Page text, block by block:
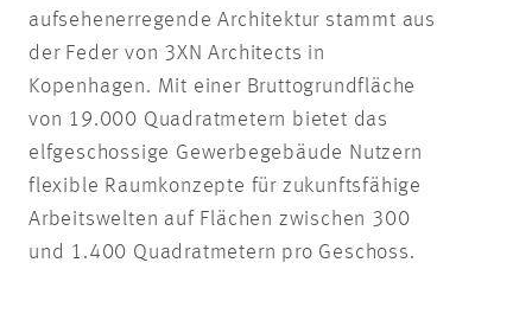
aufsehenerregende Architektur stammt aus
der Feder von 3XN Architects in
Kopenhagen. Mit einer Bruttogrundfläche
von 19.000 Quadratmetern bietet das
elfgeschossige Gewerbegebäude Nutzern
flexible Raumkonzepte für zukunftsfähige
Arbeitswelten auf Flächen zwischen 300
und 1.400 Quadratmetern pro Geschoss.